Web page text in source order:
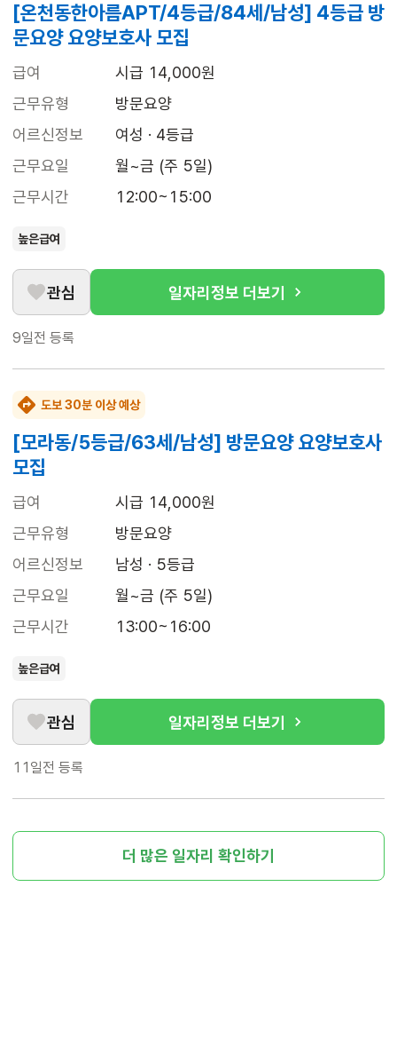
[온천동한아름APT/4등급/84세/남성] 4등급 방
문요양 요양보호사 모집
급여
시급 14,000원
근무유형
방문요양
어르신정보
여성 · 4등급
근무요일
월~금 (주 5일)
근무시간
12:00~15:00
높은급여
관심 일자리정보 더보기
9일전 등록
도보 30분 이상 예상
[모라동/5등급/63세/남성] 방문요양 요양보호사
모집
급여
시급 14,000원
근무유형
방문요양
어르신정보
남성 · 5등급
근무요일
월~금 (주 5일)
근무시간
13:00~16:00
높은급여
관심 일자리정보 더보기
11일전 등록
더 많은 일자리 확인하기